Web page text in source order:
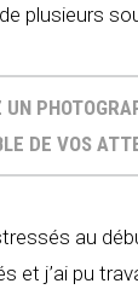
plusieurs
DE VOS
au
et j’ai pu